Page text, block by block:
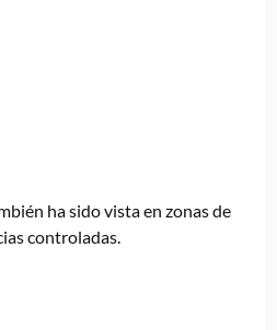
ha sido vista en zonas de
controladas.